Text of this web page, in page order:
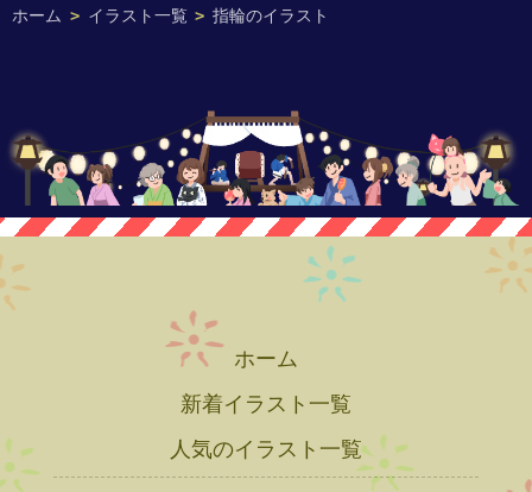
ホーム > イラスト一覧 > 指輪のイラスト
ホーム
新着イラスト一覧
人気のイラスト一覧